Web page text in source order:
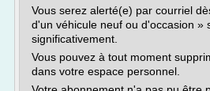
Vous serez alerté(e) par courriel
d'un véhicule neuf ou d'occasion »
significativement.
Vous pouvez à tout moment
dans votre espace personnel.